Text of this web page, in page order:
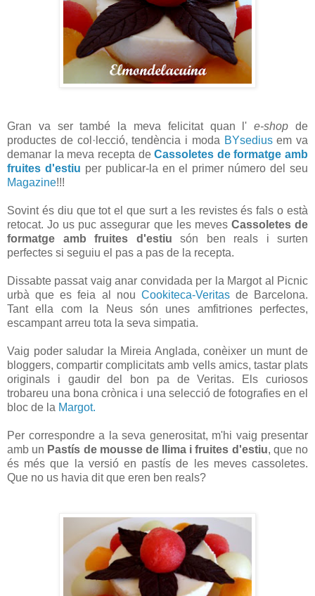
Gran va ser també la meva felicitat quan l'e-shop de
productes de col·lecció, tendència i moda BYsediusem va
demanar la meva recepta deCassoletes de formatge amb
fruites d'estiu per publicar-la en el primer número del seu
Magazine!!!
Sovint és diu que tot el que surt a les revistes és fals o està
retocat. Jo us puc assegurar que les meves Cassoletes de
formatge amb fruites d'estiu són ben reals i surten
perfectes si seguiu el pas a pas de la recepta.
Dissabte passat vaig anar convidada per la Margot al Picnic
urbà que es feia al nou Cookiteca-Veritasde Barcelona.
Tant ella com la Neus són unes amfitriones perfectes,
escampant arreu tota la seva simpatia.
Vaig poder saludar la Mireia Anglada, conèixer un munt de
bloggers, compartir complicitats amb vells amics, tastar plats
originals i gaudir del bon pa de Veritas. Els curiosos
trobareu una bona crònica i una selecció de fotografies en el
bloc de la Margot.
Per correspondre a la seva generositat, m'hi vaig presentar
amb un Pastís de mousse de llima i fruites d'estiu, que no
és més que la versió en pastís de les meves cassoletes.
Que no us havia dit que eren ben reals?